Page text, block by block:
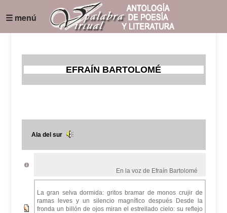
☰ menú
EFRAÍN BARTOLOMÉ
Ala del sur
En la voz de Efraín Bartolomé
La gran selva dormida: gritos bramar de monos crujir de
ramas leves y un silencio magnífico después Desde la
fronda un billón de ojos miran el estrellado cielo: su reflejo